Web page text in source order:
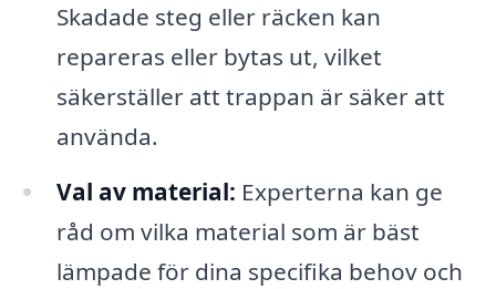
Skadade steg eller räcken kan
repareras eller bytas ut, vilket
säkerställer att trappan är säker att
använda.
Val av material: Experterna kan ge
råd om vilka material som är bäst
lämpade för dina specifika behov och